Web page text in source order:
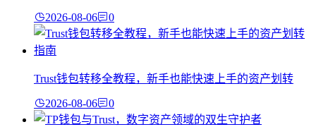
2026-08-06 0
Trust钱包转移全教程，新手也能快速上手的资产划转
2026-08-06 0